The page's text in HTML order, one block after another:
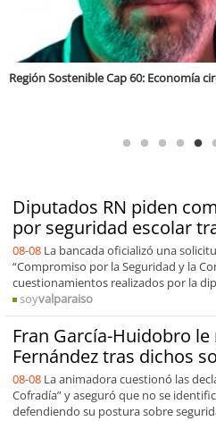
Diputados RN piden
por seguridad escolar
08-08 La bancada oficializó una
“Compromiso por la Seguridad y la
cuestionamientos realizados por la
soyvalparaiso
Fran García-Huidobro
Fernández tras dichos
08-08 La animadora cuestionó las
Cofradía” y aseguró que no se
defendiendo su postura sobre